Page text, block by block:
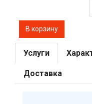
Услуги
Доставка